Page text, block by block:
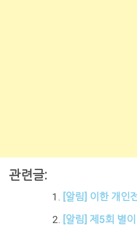
관련글:
[알림] 이한 개인
[알림] 제5회 별